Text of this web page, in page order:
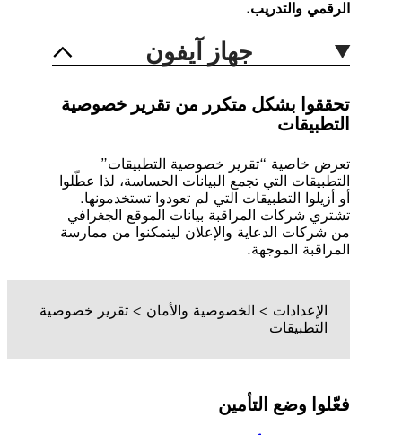
الرقمي والتدريب.
جهاز آيفون
تحققوا بشكل متكرر من تقرير خصوصية
التطبيقات
تعرض خاصية “تقرير خصوصية التطبيقات”
التطبيقات التي تجمع البيانات الحساسة، لذا عطّلوا
أو أزيلوا التطبيقات التي لم تعودوا تستخدمونها.
تشتري شركات المراقبة بيانات الموقع الجغرافي
من شركات الدعاية والإعلان ليتمكنوا من ممارسة
المراقبة الموجهة.
الإعدادات > الخصوصية والأمان > تقرير خصوصية
التطبيقات
فعّلوا وضع التأمين